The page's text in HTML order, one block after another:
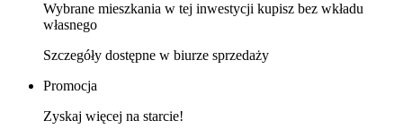
Wybrane mieszkania w tej inwestycji kupisz bez wkładu
własnego
Szczegóły dostępne w biurze sprzedaży
Promocja
Zyskaj więcej na starcie!